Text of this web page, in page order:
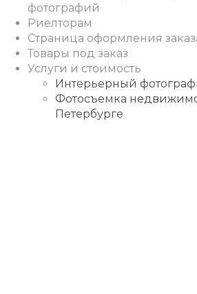
фотографий
Риелторам
Страница оформления
Товары под заказ
Услуги и стоимость
Интерьерный
Фотосъемка
Петербурге